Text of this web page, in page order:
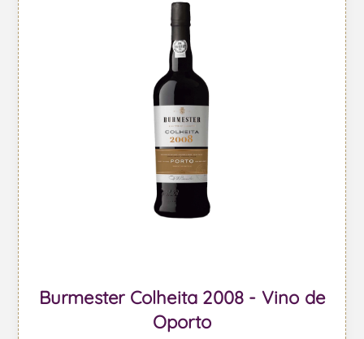
Burmester Colheita 2008 - Vino de
Oporto